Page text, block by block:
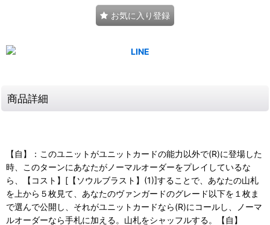
お気に入り登録
商品詳細
【自】：このユニットがユニットカードの能力以外で(R)に登場した
時、このターンにあなたがノーマルオーダーをプレイしているな
ら、【コスト】[【ソウルブラスト】(1)]することで、あなたの山札
を上から５枚見て、あなたのヴァンガードのグレード以下を１枚ま
で選んで公開し、それがユニットカードなら(R)にコールし、ノーマ
ルオーダーなら手札に加える。山札をシャッフルする。【自】